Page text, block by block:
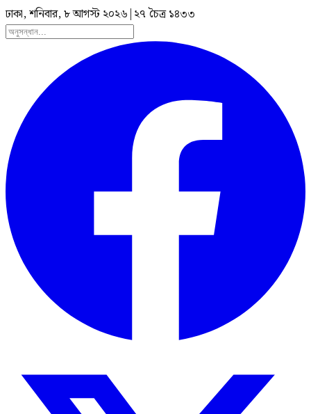
ঢাকা, শনিবার, ৮ আগস্ট ২০২৬ | ২৭ চৈত্র ১৪৩৩